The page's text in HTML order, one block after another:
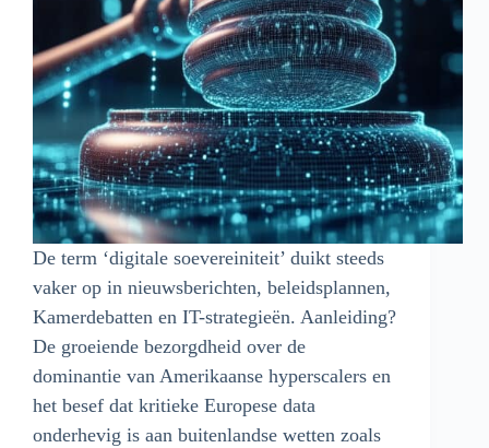
De term ‘digitale soevereiniteit’ duikt steeds
vaker op in nieuwsberichten, beleidsplannen,
Kamerdebatten en IT-strategieën. Aanleiding?
De groeiende bezorgdheid over de
dominantie van Amerikaanse hyperscalers en
het besef dat kritieke Europese data
onderhevig is aan buitenlandse wetten zoals